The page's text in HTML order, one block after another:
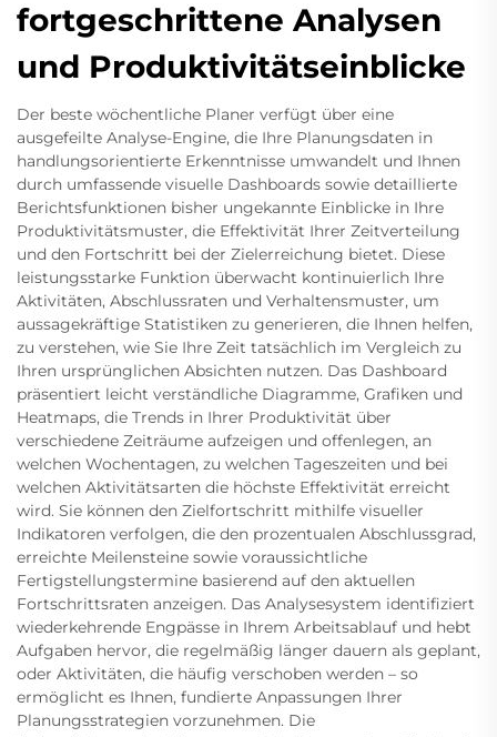
fortgeschrittene Analysen
und Produktivitätseinblicke
Der beste wöchentliche Planer verfügt über eine
ausgefeilte Analyse-Engine, die Ihre Planungsdaten in
handlungsorientierte Erkenntnisse umwandelt und Ihnen
durch umfassende visuelle Dashboards sowie detaillierte
Berichtsfunktionen bisher ungekannte Einblicke in Ihre
Produktivitätsmuster, die Effektivität Ihrer Zeitverteilung
und den Fortschritt bei der Zielerreichung bietet. Diese
leistungsstarke Funktion überwacht kontinuierlich Ihre
Aktivitäten, Abschlussraten und Verhaltensmuster, um
aussagekräftige Statistiken zu generieren, die Ihnen helfen,
zu verstehen, wie Sie Ihre Zeit tatsächlich im Vergleich zu
Ihren ursprünglichen Absichten nutzen. Das Dashboard
präsentiert leicht verständliche Diagramme, Grafiken und
Heatmaps, die Trends in Ihrer Produktivität über
verschiedene Zeiträume aufzeigen und offenlegen, an
welchen Wochentagen, zu welchen Tageszeiten und bei
welchen Aktivitätsarten die höchste Effektivität erreicht
wird. Sie können den Zielfortschritt mithilfe visueller
Indikatoren verfolgen, die den prozentualen Abschlussgrad,
erreichte Meilensteine sowie voraussichtliche
Fertigstellungstermine basierend auf den aktuellen
Fortschrittsraten anzeigen. Das Analysesystem identifiziert
wiederkehrende Engpässe in Ihrem Arbeitsablauf und hebt
Aufgaben hervor, die regelmäßig länger dauern als geplant,
oder Aktivitäten, die häufig verschoben werden – so
ermöglicht es Ihnen, fundierte Anpassungen Ihrer
Planungsstrategien vorzunehmen. Die